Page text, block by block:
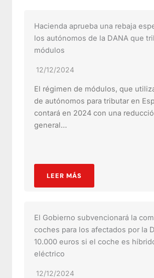
Hacienda aprueba una rebaja
los autónomos de la DANA que
módulos
12/12/2024
El régimen de módulos, que
de autónomos para tributar en
contará en 2024 con una
general…
LEER MÁS
El Gobierno subvencionará la
coches para los afectados por la
10.000 euros si el coche es
eléctrico
12/12/2024